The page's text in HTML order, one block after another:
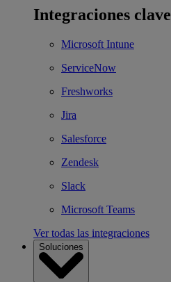
Integraciones clave
Microsoft Intune
ServiceNow
Freshworks
Jira
Salesforce
Zendesk
Slack
Microsoft Teams
Ver todas las integraciones
Soluciones